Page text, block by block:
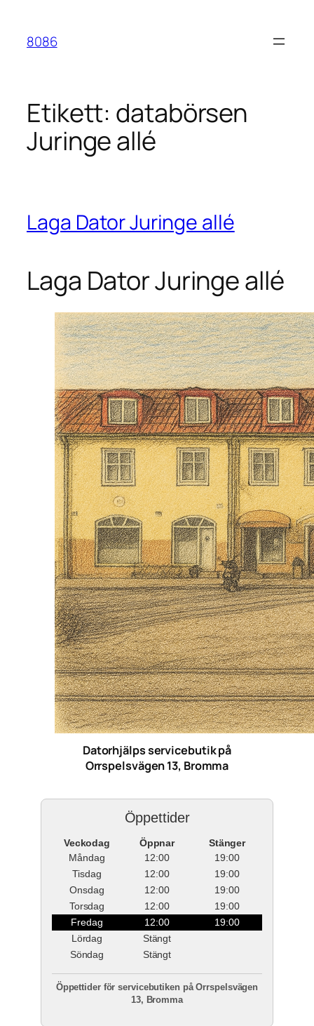
innehåll
8086
Etikett: databörsen
Juringe allé
Laga Dator Juringe allé
Laga Dator Juringe allé
Datorhjälps servicebutik på
Orrspelsvägen 13, Bromma
Öppettider
Veckodag Öppnar
Stänger
Måndag
12:00
19:00
Tisdag
12:00
19:00
Onsdag
12:00
19:00
Torsdag
12:00
19:00
Fredag
12:00
19:00
Lördag
Stängt
Söndag
Stängt
Öppettider för servicebutiken på Orrspelsvägen
13, Bromma